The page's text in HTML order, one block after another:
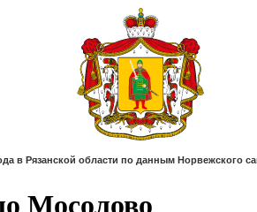
Мосолово